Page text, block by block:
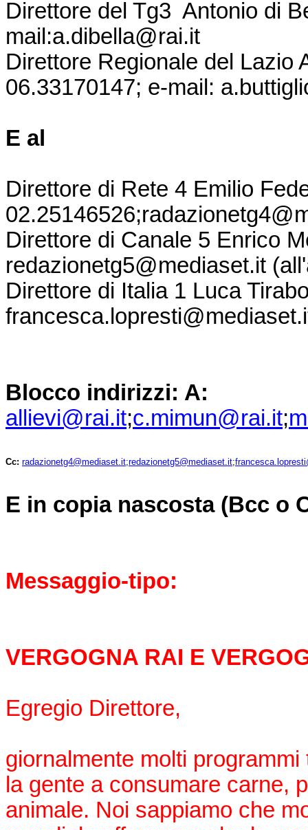
Direttore del Tg3 Antonio di
mail:a.dibella@rai.it
Direttore Regionale del Lazio
06.33170147; e-mail:
E al
Direttore di Rete 4 Emilio
02.25146526;
Direttore di Canale 5 Enrico
redazionetg5@mediaset.it
Direttore di Italia 1 Luca
Blocco indirizzi: A:
allievi@rai.it;c.mimun@rai.it;
Cc: radazionetg4@mediaset.it;redazionetg5@mediaset.it;
E in copia nascosta (Bcc o
Messaggio-tipo:
VERGOGNA RAI E
Egregio Direttore,
giornalmente molti
la gente a consumare carne,
animale. Noi sappiamo che